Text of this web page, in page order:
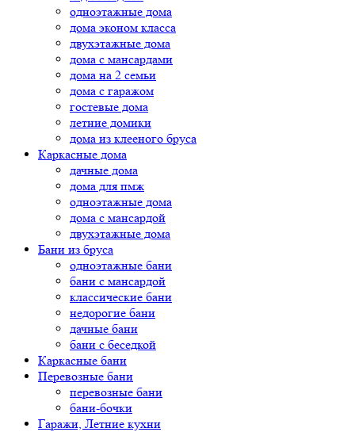
одноэтажные дома
дома эконом класса
двухэтажные дома
дома с мансардами
дома на 2 семьи
дома с гаражом
гостевые дома
летние домики
дома из клееного бруса
Каркасные дома
дачные дома
дома для пмж
одноэтажные дома
дома с мансардой
двухэтажные дома
Бани из бруса
одноэтажные бани
бани с мансардой
классические бани
недорогие бани
дачные бани
бани с беседкой
Каркасные бани
Перевозные бани
перевозные бани
бани-бочки
Гаражи, Летние кухни